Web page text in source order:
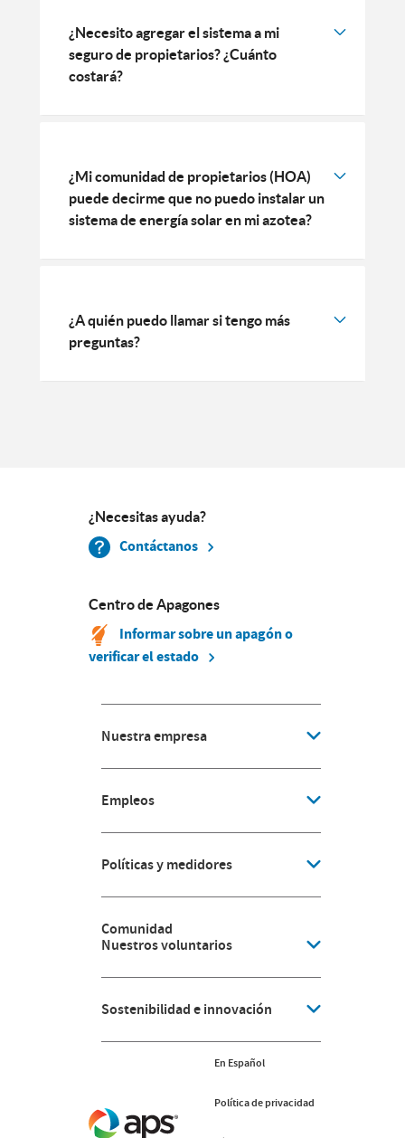
¿Necesito agregar el sistema a mi
seguro de propietarios? ¿Cuánto
costará?
¿Mi comunidad de propietarios (HOA)
puede decirme que no puedo instalar un
sistema de energía solar en mi azotea?
¿A quién puedo llamar si tengo más
preguntas?
¿Necesitas ayuda?
Contáctanos
Centro de Apagones
Informar sobre un apagón o
verificar el estado
Nuestra empresa
Empleos
Políticas y medidores
Comunidad
Nuestros voluntarios
Sostenibilidad e innovación
En Español
Política de privacidad